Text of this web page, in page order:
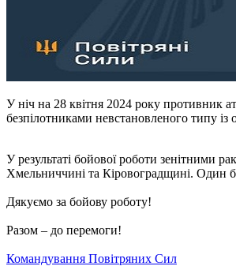
У ніч на 28 квітня 2024 року противник
безпілотниками невстановленого типу
У результаті бойової роботи зенітними
Хмельниччині та Кіровоградщині. Один
Дякуємо за бойову роботу!
Разом – до перемоги!
Командування Повітряних Сил